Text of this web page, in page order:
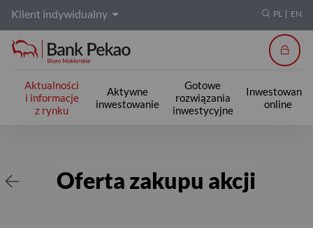
Klient indywidualny PL EN
Aktualności
i informacje
z rynku
Aktywne
inwestowanie
Gotowe
rozwiązania
inwestycyjne
Inwestowanie
online
Oferta zakupu akcji